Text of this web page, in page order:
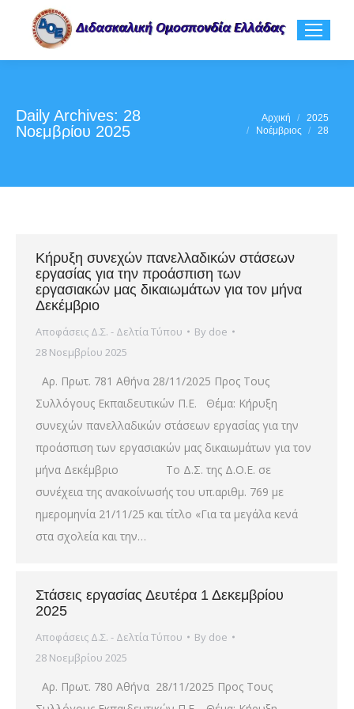
Daily Archives: 28
Νοεμβρίου 2025
You are here:Αρχική
2025
Νοέμβριος
28
Κήρυξη συνεχών πανελλαδικών στάσεων
εργασίας για την προάσπιση των
εργασιακών μας δικαιωμάτων για τον μήνα
Δεκέμβριο
Αποφάσεις Δ.Σ. - Δελτία Τύπου By doe
28 Νοεμβρίου 2025
Αρ. Πρωτ. 781 Αθήνα 28/11/2025 Προς Τους
Συλλόγους Εκπαιδευτικών Π.Ε. Θέμα: Κήρυξη
συνεχών πανελλαδικών στάσεων εργασίας για την
προάσπιση των εργασιακών μας δικαιωμάτων για τον
μήνα Δεκέμβριο Το Δ.Σ. της Δ.Ο.Ε. σε
συνέχεια της ανακοίνωσής του υπ.αριθμ. 769 με
ημερομηνία 21/11/25 και τίτλο «Για τα μεγάλα κενά
στα σχολεία και την…
Στάσεις εργασίας Δευτέρα 1 Δεκεμβρίου
2025
Αποφάσεις Δ.Σ. - Δελτία Τύπου By doe
28 Νοεμβρίου 2025
Αρ. Πρωτ. 780 Αθήνα 28/11/2025 Προς Τους